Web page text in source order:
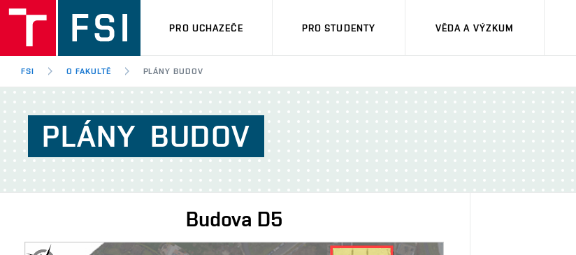
PRO UCHAZEČE PRO STUDENTY VĚDA A VÝZKUM
FSI O FAKULTĚ PLÁNY BUDOV
PLÁNY BUDOV
Budova D5